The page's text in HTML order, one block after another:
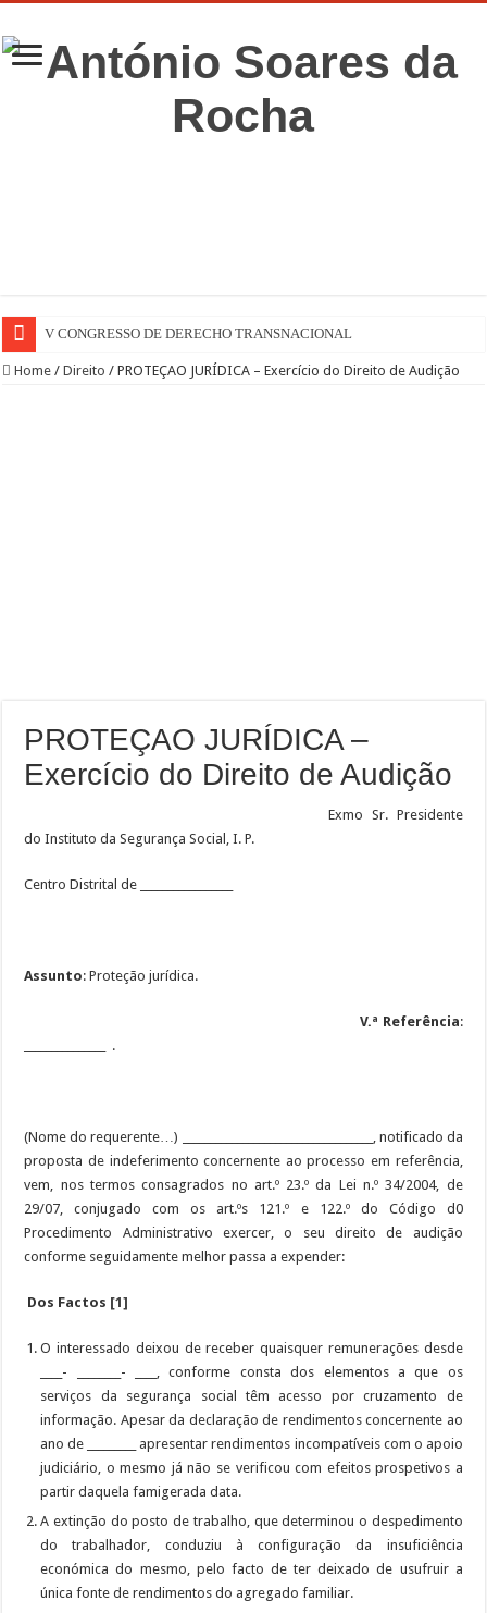
V CONGRESSO DE DERECHO TRANSNACIONAL
Home / Direito / PROTEÇAO JURÍDICA – Exercício do Direito de Audição
PROTEÇAO JURÍDICA –
Exercício do Direito de Audição
Exmo Sr. Presidente
do Instituto da Segurança Social, I. P.
Centro Distrital de _________________
Assunto: Proteção jurídica.
V.ª Referência:
_______________ .
(Nome do requerente…) ___________________________________, notificado da
proposta de indeferimento concernente ao processo em referência,
vem, nos termos consagrados no art.º 23.º da Lei n.º 34/2004, de
29/07, conjugado com os art.ºs 121.º e 122.º do Código d0
Procedimento Administrativo exercer, o seu direito de audição
conforme seguidamente melhor passa a expender:
Dos Factos [1]
O interessado deixou de receber quaisquer remunerações desde
____- ________- ____, conforme consta dos elementos a que os
serviços da segurança social têm acesso por cruzamento de
informação. Apesar da declaração de rendimentos concernente ao
ano de _________ apresentar rendimentos incompatíveis com o apoio
judiciário, o mesmo já não se verificou com efeitos prospetivos a
partir daquela famigerada data.
A extinção do posto de trabalho, que determinou o despedimento
do trabalhador, conduziu à configuração da insuficiência
económica do mesmo, pelo facto de ter deixado de usufruir a
única fonte de rendimentos do agregado familiar.